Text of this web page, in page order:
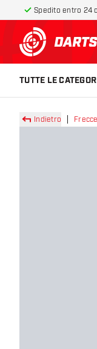
Spedito entro 24
TUTTE LE
Indietro